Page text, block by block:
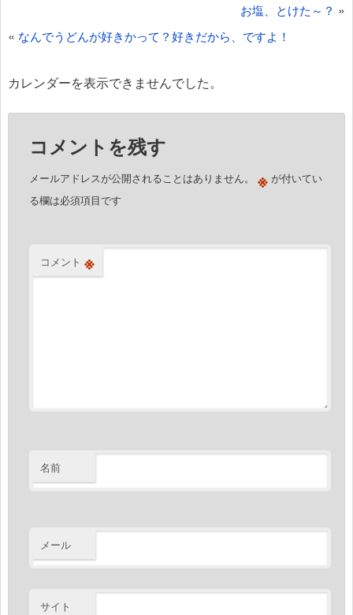
稿
ビ
お塩、とけた～？ »
« なんでうどんが好きかって？好きだから、ですよ！
カレンダーを表示できませんでした。
コメントを残す
メールアドレスが公開されることはありません。 ※が付いてい
る欄は必須項目です
コメント ※
名前
メール
サイト